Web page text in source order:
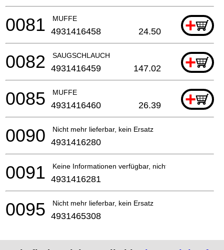
MUFFE +
0081 4931416458 24.50
SAUGSCHLAUCH +
0082 4931416459 147.02
MUFFE +
0085 4931416460 26.39
Nicht mehr lieferbar, kein Ersatz
0090 4931416280
Keine Informationen verfügbar, nicht bestellbar
0091 4931416281
Nicht mehr lieferbar, kein Ersatz
0095 4931465308